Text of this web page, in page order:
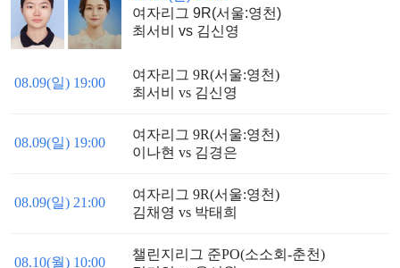
여자리그 9R(서울:영천)
최서비 vs 김신영
08.09(일) 19:00
여자리그 9R(서울:영천)
최서비 vs 김신영
08.09(일) 19:00
여자리그 9R(서울:영천)
이나현 vs 김경은
08.09(일) 21:00
여자리그 9R(서울:영천)
김채영 vs 박태희
08.10(월) 10:00
챌린지리그 준PO(소소회-춘천)